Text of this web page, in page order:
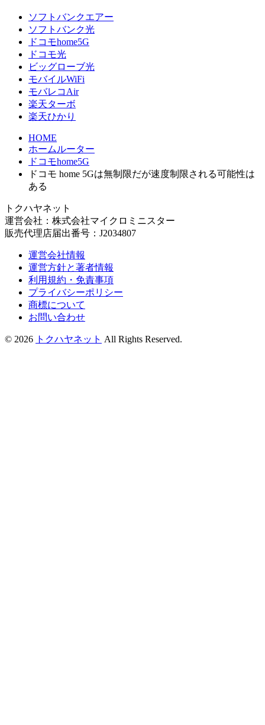
ソフトバンクエアー
ソフトバンク光
ドコモhome5G
ドコモ光
ビッグローブ光
モバイルWiFi
モバレコAir
楽天ターボ
楽天ひかり
HOME
ホームルーター
ドコモhome5G
ドコモ home 5Gは無制限だが速度制限される可能性は
ある
トクハヤネット
運営会社：株式会社マイクロミニスター
販売代理店届出番号：J2034807
運営会社情報
運営方針と著者情報
利用規約・免責事項
プライバシーポリシー
商標について
お問い合わせ
© 2026 トクハヤネット All Rights Reserved.